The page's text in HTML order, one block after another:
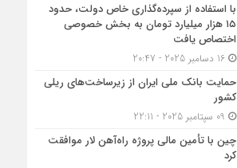
با استفاده از سپرده‌گذاری خاص دولت، حدود
۱۵ هزار میلیارد تومان به بخش خصوصی
اختصاص یافت
16 دسامبر 2025 - 20:47
حمایت بانک ملی ایران از زیرساخت‌های ریلی
کشور
چین با تأمین مالی پروژه راه‌آهن لار موافقت
کرد